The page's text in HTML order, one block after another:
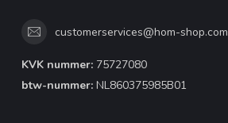
customerservices@hom-shop.com
KVK nummer: 75727080
btw-nummer: NL860375985B01